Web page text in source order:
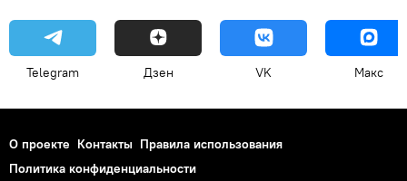
Telegram Дзен VK Макс
О проекте Контакты Правила использования
Политика конфиденциальности